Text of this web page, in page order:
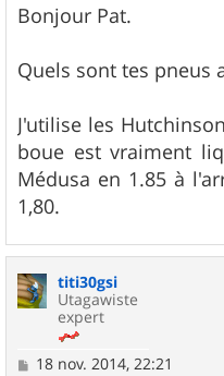
s
s
g
e
Bonjour Pat.
Quels sont tes pneus
J'utilise les
boue est vraiment
Médusa en 1.85 à
1,80.
titi30gsi
Utagawiste
expert
M18 nov. 2014, 22:21